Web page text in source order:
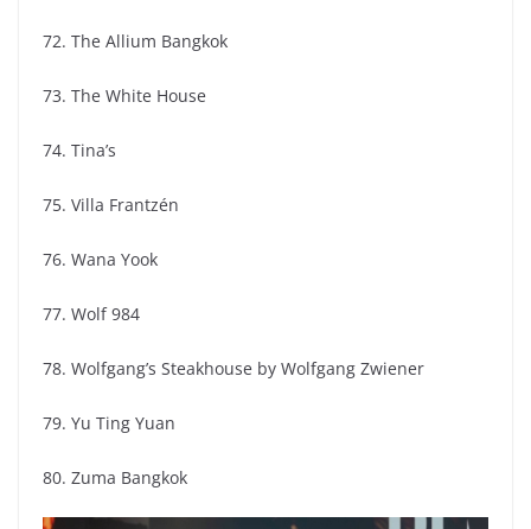
72. The Allium Bangkok
73. The White House
74. Tina’s
75. Villa Frantzén
76. Wana Yook
77. Wolf 984
78. Wolfgang’s Steakhouse by Wolfgang Zwiener
79. Yu Ting Yuan
80. Zuma Bangkok